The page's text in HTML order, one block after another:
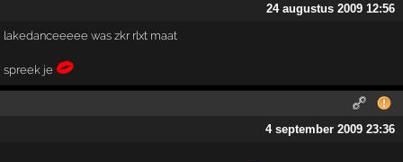
24 augustus 2009 12:56
lakedanceeeee was zkr rlxt maat
spreek je
4 september 2009 23:36